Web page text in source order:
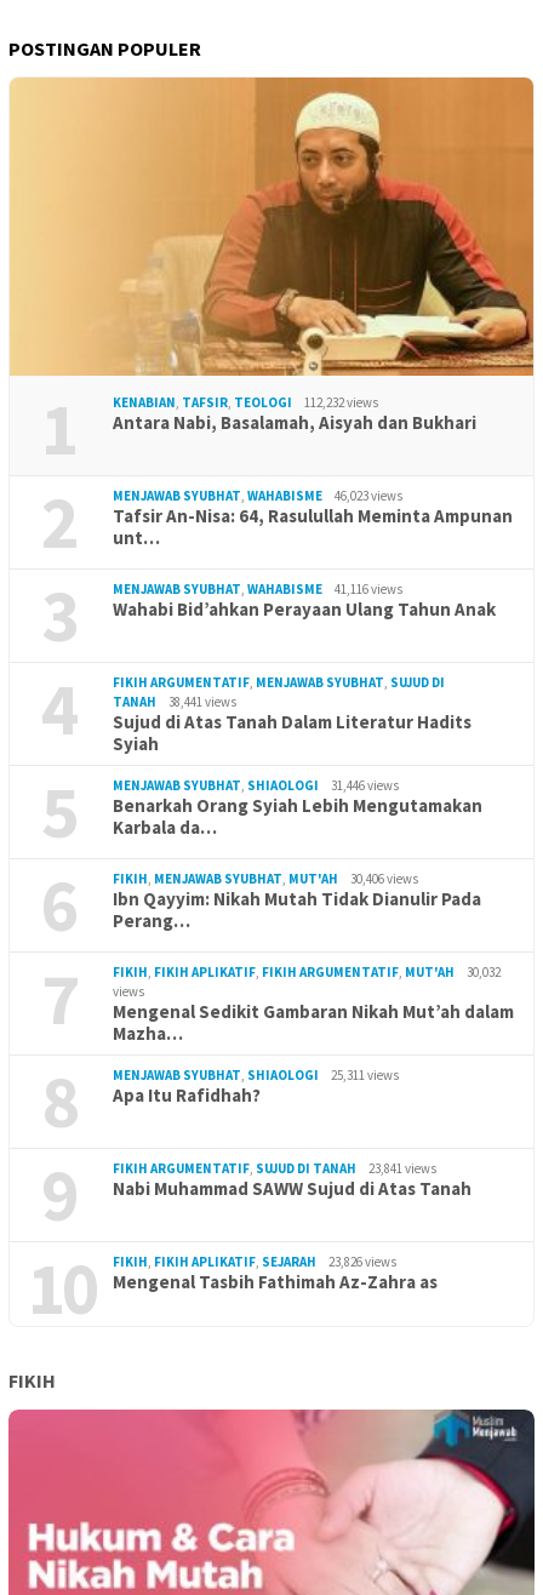
POSTINGAN POPULER
1 KENABIAN, TAFSIR, TEOLOGI 112,232 views
Antara Nabi, Basalamah, Aisyah dan Bukhari
2 MENJAWAB SYUBHAT, WAHABISME 46,023 views
Tafsir An-Nisa: 64, Rasulullah Meminta Ampunan
unt…
3 MENJAWAB SYUBHAT, WAHABISME 41,116 views
Wahabi Bid’ahkan Perayaan Ulang Tahun Anak
4 FIKIH ARGUMENTATIF, MENJAWAB SYUBHAT, SUJUD DI
TANAH
38,441 views
Sujud di Atas Tanah Dalam Literatur Hadits
Syiah
5 MENJAWAB SYUBHAT, SHIAOLOGI 31,446 views
Benarkah Orang Syiah Lebih Mengutamakan
Karbala da…
6 FIKIH, MENJAWAB SYUBHAT, MUT'AH 30,406 views
Ibn Qayyim: Nikah Mutah Tidak Dianulir Pada
Perang…
7 FIKIH, FIKIH APLIKATIF, FIKIH ARGUMENTATIF, MUT'AH
30,032
views
Mengenal Sedikit Gambaran Nikah Mut’ah dalam
Mazha…
8 MENJAWAB SYUBHAT, SHIAOLOGI 25,311 views
Apa Itu Rafidhah?
9 FIKIH ARGUMENTATIF, SUJUD DI TANAH 23,841 views
Nabi Muhammad SAWW Sujud di Atas Tanah
10 FIKIH, FIKIH APLIKATIF, SEJARAH 23,826 views
Mengenal Tasbih Fathimah Az-Zahra as
FIKIH